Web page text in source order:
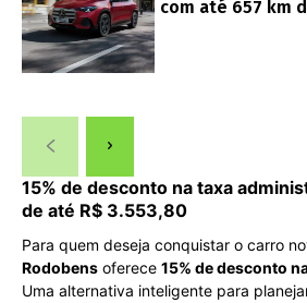
com até 657 km
15% de desconto na taxa
de até R$ 3.553,80
Para quem deseja conquistar o carro
Rodobens oferece 15% de desconto
Uma alternativa inteligente para